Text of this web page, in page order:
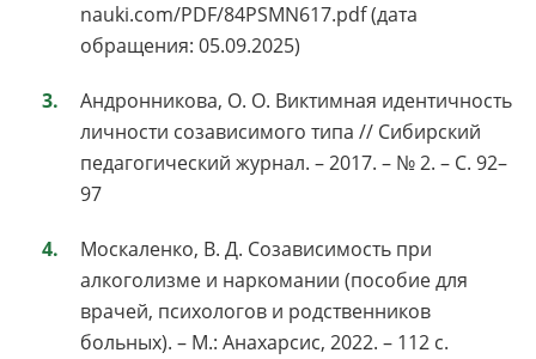
nauki.com/PDF/84PSMN617.pdf (дата
обращения: 05.09.2025)
Андронникова, О. О. Виктимная идентичность
личности созависимого типа // Сибирский
педагогический журнал. – 2017. – № 2. – С. 92–
97
Москаленко, В. Д. Созависимость при
алкоголизме и наркомании (пособие для
врачей, психологов и родственников
больных). – М.: Анахарсис, 2022. – 112 с.